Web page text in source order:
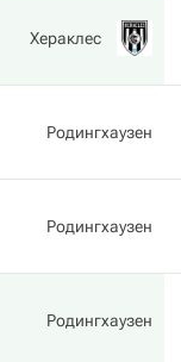
Хераклес
Родингхаузен
Родингхаузен
Родингхаузен